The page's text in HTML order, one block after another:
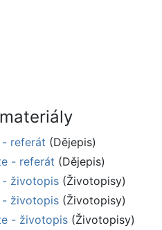
- referát (Dějepis)
- referát (Dějepis)
- životopis (Životopisy)
- životopis (Životopisy)
- životopis (Životopisy)